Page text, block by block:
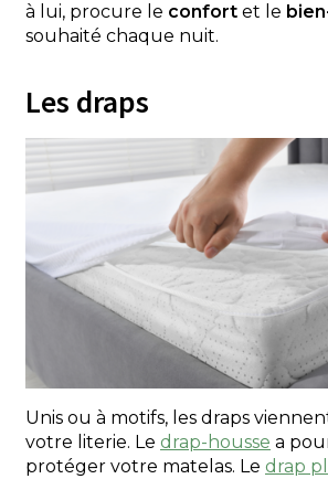
à lui, procure le confort et le
souhaité chaque nuit.
Les draps
Unis ou à motifs, les draps
votre literie. Le drap-housse a
protéger votre matelas. Le drap